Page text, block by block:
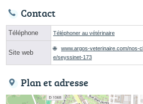
Contact
Téléphone Téléphoner au vétérinaire
Site web
www.argos-veterinaire.com/nos-
e/seyssinet-173
Plan et adresse